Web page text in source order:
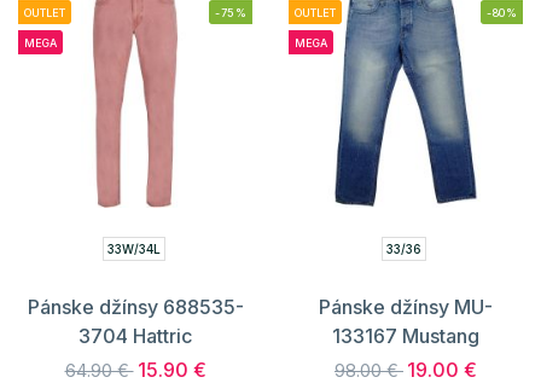
OUTLET
MEGA
-75%
33W/34L
Pánske džínsy 688535-
3704 Hattric
64.90 € 15.90 €
OUTLET
MEGA
-80%
33/36
Pánske džínsy MU-
133167 Mustang
98.00 € 19.00 €